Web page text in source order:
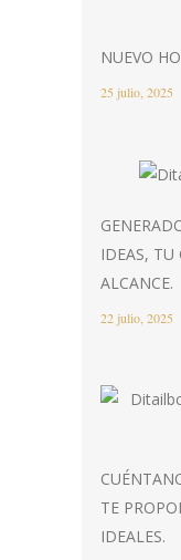
NUEVO
25 julio, 2025
IDEAS, TU
ALCANCE.
22 julio, 2025
TE
IDEALES.